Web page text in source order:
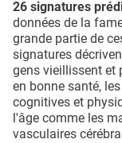
26 signatures
données de la
grande partie de
signatures
gens vieillissent et
en bonne santé,
cognitives et
l'âge comme les
vasculaires